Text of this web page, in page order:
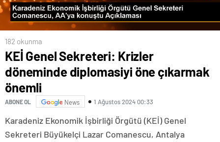
182 okunma
KEİ Genel Sekreteri: Krizler
döneminde diplomasiyi öne çıkarmak
önemli
ABONE OL News 1 Ağustos 2024 00:33
Karadeniz Ekonomik İşbirliği Örgütü (KEİ) Genel
Sekreteri Büyükelçi Lazar Comanescu, Antalya